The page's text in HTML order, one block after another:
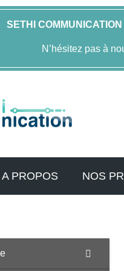
SETHI
N’hésitez pas à
A PROPOS NOS
de Distribution Optique